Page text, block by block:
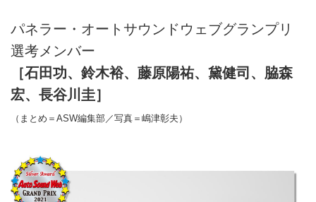
パネラー・オートサウンドウェブグランプリ
選考メンバー
［石田功、鈴木裕、藤原陽祐、黛健司、脇森
宏、長谷川圭］
（まとめ＝ASW編集部／写真＝嶋津彰夫）